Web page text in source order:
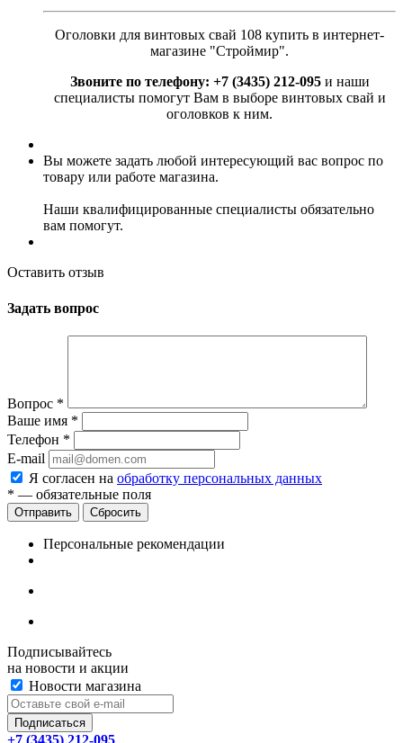
Оголовки для винтовых свай 108 купить в интернет-
магазине "Строймир".
Звоните по телефону: +7 (3435) 212-095и наши
специалисты помогут Вам в выборе винтовых свай и
оголовков к ним.
Вы можете задать любой интересующий вас вопрос по
товару или работе магазина.
Наши квалифицированные специалисты обязательно
вам помогут.
Оставить отзыв
Задать вопрос
Вопрос *
Ваше имя *
Телефон *
E-mail
Я согласен на обработку персональных данных
* — обязательные поля
Сбросить
Персональные рекомендации
Подписывайтесь
на новости и акции
Новости магазина
+7 (3435) 212-095